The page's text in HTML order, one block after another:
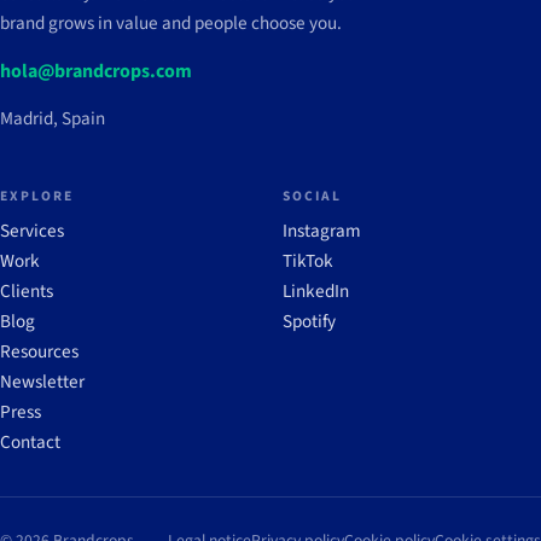
brand grows in value and people choose you.
hola@brandcrops.com
Madrid, Spain
EXPLORE
Services
Work
Clients
Blog
Resources
Newsletter
Press
Contact
SOCIAL
Instagram
TikTok
LinkedIn
Spotify